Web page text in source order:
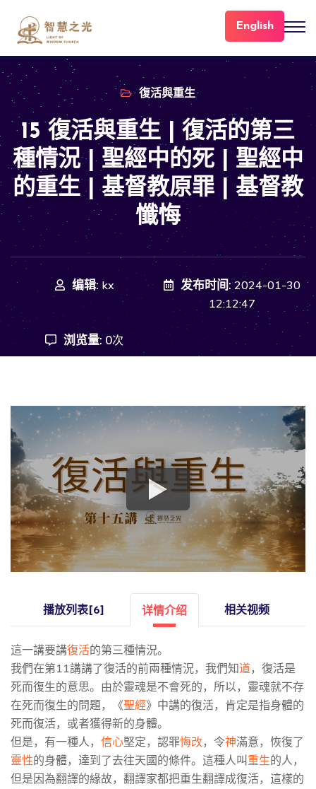
English
復活與重生
15 復活與重生 | 復活的第三
種情況 | 聖經中的死 | 聖經中
的重生 | 基督教原罪 | 基督教
懺悔
编辑: kx 发布时间: 2024-01-30
12:12:47
浏览量: 0次
播放列表[6] 详情介绍 相关视频
這一講要講復活的第三種情況。
我們在第11講講了復活的前兩種情況，我們知道，復活是
死而復生的意思。由於靈魂是不會死的，所以，靈魂就不存
在死而復生的問題，《聖經》中講的復活，肯定是指身體的
死而復活，或者獲得新的身體。
但是，有一種人， 信心堅定，認罪悔改，令神滿意，恢復了
靈性的身體，達到了去往天國的條件。這種人叫 重生的人，
但是因為翻譯的緣故，翻譯家都把重生翻譯成復活，這樣的